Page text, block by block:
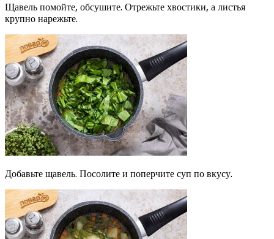
Щавель помойте, обсушите. Отрежьте хвостики, а листья
крупно нарежьте.
Добавьте щавель. Посолите и поперчите суп по вкусу.